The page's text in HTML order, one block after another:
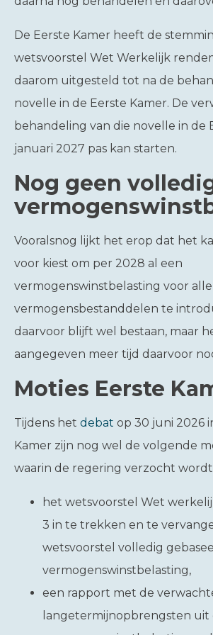
De Eerste Kamer heeft de
wetsvoorstel Wet Werkelijk
daarom uitgesteld tot na de
novelle in de Eerste Kamer. De
behandeling van die novelle in de
januari 2027 pas kan starten.
Nog geen
Vooralsnog lijkt het erop dat het
voor kiest om per 2028 al een
vermogenswinstbelasting voor alle
vermogensbestanddelen te
daarvoor blijft wel bestaan, maar
aangegeven meer tijd daarvoor
Moties Eerste
Tijdens het debat op 30 juni 2026
Kamer zijn nog wel de volgende
waarin de regering verzocht wordt
het wetsvoorstel Wet
3 in te trekken en te
wetsvoorstel volledig
vermogenswinstbelasting,
een rapport met de
langetermijnopbrengsten uit